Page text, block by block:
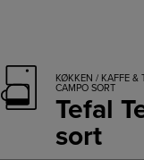
KØKKEN / KAFFE &
CAMPO SORT
Tefal
sort